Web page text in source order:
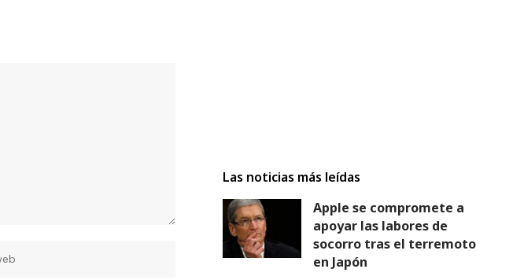
Las noticias más leídas
Apple se compromete a
apoyar las labores de
socorro tras el terremoto
en Japón